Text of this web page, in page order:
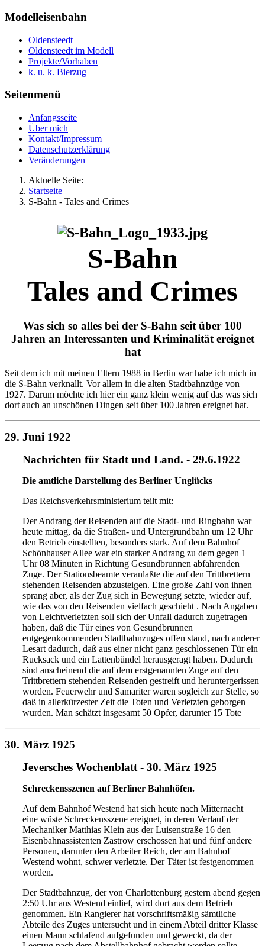
Modelleisenbahn
Oldensteedt
Oldensteedt im Modell
Projekte/Vorhaben
k. u. k. Bierzug
Seitenmenü
Anfangsseite
Über mich
Kontakt/Impressum
Datenschutzerklärung
Veränderungen
Aktuelle Seite:
Startseite
S-Bahn - Tales and Crimes
S-Bahn
Tales and Crimes
Was sich so alles bei der S-Bahn seit über 100
Jahren an Interessanten und Kriminalität ereignet
hat
Seit dem ich mit meinen Eltern 1988 in Berlin war habe ich mich in
die S-Bahn verknallt. Vor allem in die alten Stadtbahnzüge von
1927. Darum möchte ich hier ein ganz klein wenig auf das was sich
dort auch an unschönen Dingen seit über 100 Jahren ereignet hat.
29. Juni 1922
Nachrichten für Stadt und Land. - 29.6.1922
Die amtliche Darstellung des Berliner Unglücks
Das Reichsverkehrsminlsterium teilt mit:
Der Andrang der Reisenden auf die Stadt- und Ringbahn war
heute mittag, da die Straßen- und Untergrundbahn um 12 Uhr
den Betrieb einstellten, besonders stark. Auf dem Bahnhof
Schönhauser Allee war ein starker Andrang zu dem gegen 1
Uhr 08 Minuten in Richtung Gesundbrunnen abfahrenden
Zuge. Der Stationsbeamte veranlaßte die auf den Trittbrettern
stehenden Reisenden abzusteigen. Eine große Zahl von ihnen
sprang aber, als der Zug sich in Bewegung setzte, wiederauf,
wie das von den Reisenden vielfach geschieht . Nach Angaben
von Leichtverletzten soll sich der Unfall dadurch zugetragen
haben, daß die Tür eines von Gesundbrunnen
entgegenkommenden Stadtbahnzuges offen stand, nach anderer
Lesart dadurch, daß aus einer nicht ganz geschlossenen Tür ein
Rucksack und ein Lattenbündel herausgeragt haben. Dadurch
sind anscheinend die auf dem erstgenannten Zuge auf den
Trittbrettern stehenden Reisenden gestreift und heruntergerissen
worden. Feuerwehrund Samariter waren sogleich zur Stelle, so
daß in allerkürzester Zeit die Toten und Verletzten geborgen
wurden. Man schätzt insgesamt 50 Opfer, darunter 15 Tote
30. März 1925
Jeversches Wochenblatt - 30. März 1925
Schreckensszenen auf Berliner Bahnhöfen.
Auf dem Bahnhof Westend hat sich heute nach Mitternacht
eine wüste Schreckensszene ereignet, in deren Verlauf der
Mechaniker Matthias Klein aus der Luisenstraße 16 den
Eisenbahnassistenten Zastrow erschossen hat und fünf andere
Personen, darunterden Arbeiter Reich, der am Bahnhof
Westend wohnt, schwer verletzte. Der Täter ist festgenommen
worden.
Der Stadtbahnzug, der von Charlottenburg gestern abend gegen
2:50 Uhr aus Westend einlief, wird dort aus dem Betrieb
genommen. Ein Rangiererhat vorschriftsmäßig sämtliche
Abteile des Zuges untersucht und in einem Abteil dritter Klasse
einen Mann schlafend aufgefunden und geweckt, da der